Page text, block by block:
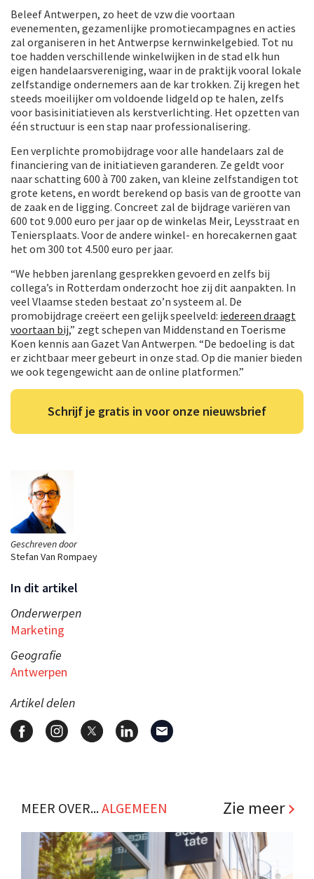
Geschreven door
Stefan Van Rompaey
In dit artikel
Onderwerpen
Marketing
Geografie
Antwerpen
Artikel delen
Beleef Antwerpen, zo heet de vzw die voortaan
evenementen, gezamenlijke promotiecampagnes en acties
zal organiseren in het Antwerpse kernwinkelgebied. Tot nu
toe hadden verschillende winkelwijken in de stad elk hun
eigen handelaarsvereniging, waar in de praktijk vooral lokale
zelfstandige ondernemers aan de kar trokken. Zij kregen het
steeds moeilijker om voldoende lidgeld op te halen, zelfs
voor basisinitiatieven als kerstverlichting. Het opzetten van
één structuur is een stap naar professionalisering.
Een verplichte promobijdrage voor alle handelaars zal de
financiering van de initiatieven garanderen. Ze geldt voor
naar schatting 600 à 700 zaken, van kleine zelfstandigen tot
grote ketens, en wordt berekend op basis van de grootte van
de zaak en de ligging. Concreet zal de bijdrage variëren van
600 tot 9.000 euro per jaar op de winkelas Meir, Leysstraat en
Teniersplaats. Voor de andere winkel- en horecakernen gaat
het om 300 tot 4.500 euro per jaar.
“We hebben jarenlang gesprekken gevoerd en zelfs bij
collega’s in Rotterdam onderzocht hoe zij dit aanpakten. In
veel Vlaamse steden bestaat zo’n systeem al. De
promobijdrage creëert een gelijk speelveld: iedereen draagt
voortaan bij,” zegt schepen van Middenstand en Toerisme
Koen kennis aan Gazet Van Antwerpen. “De bedoeling is dat
er zichtbaar meer gebeurt in onze stad. Op die manier bieden
we ook tegengewicht aan de online platformen.”
Schrijf je gratis in voor onze nieuwsbrief
MEER OVER...ALGEMEEN Zie meer